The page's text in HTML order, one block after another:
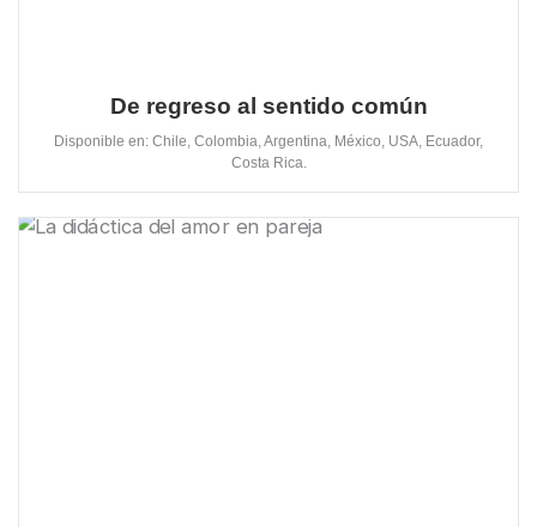
De regreso al sentido común
Disponible en: Chile, Colombia, Argentina, México, USA, Ecuador,
Costa Rica.